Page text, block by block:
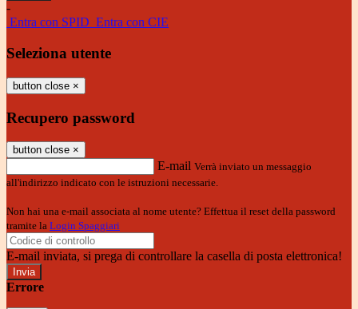
-
Entra con SPID Entra con CIE
Seleziona utente
button close ×
Recupero password
button close ×
E-mail Verrà inviato un messaggio
all'indirizzo indicato con le istruzioni necessarie.
Non hai una e-mail associata al nome utente? Effettua il reset della password
tramite la Login Spaggiari
E-mail inviata, si prega di controllare la casella di posta elettronica!
Errore